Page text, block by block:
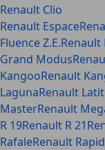
Renault Clio
Renault Espace
Fluence Z.E.Renault
Grand Modus
KangooRenault
LagunaRenault
MasterRenault
R 19Renault R 21
RafaleRenault Rapid